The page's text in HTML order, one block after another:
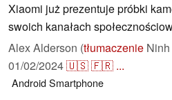
Xiaomi już prezentuje próbki
swoich kanałach
Alex Alderson (tłumaczenie
01/02/2024🇺🇸🇫🇷 ...
AndroidSmartphone